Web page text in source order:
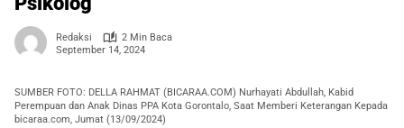
Redaksi
2 Min Baca
September 14, 2024
SUMBER FOTO: DELLA RAHMAT (BICARAA.COM) Nurhayati Abdullah, Kabid
Perempuan dan Anak Dinas PPA Kota Gorontalo, Saat Memberi Keterangan Kepada
bicaraa.com, Jumat (13/09/2024)